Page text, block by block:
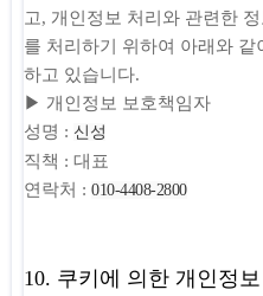
고, 개인정보 처리와 관련한
를 처리하기 위하여 아래와
하고 있습니다.
▶ 개인정보 보호책임자
성명 : 신성
직책 : 대표
연락처 : 010-4408-2800
10. 쿠키에 의한 개인정